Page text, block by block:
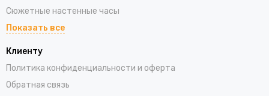
Сюжетные настенные часы
Показать все
Клиенту
Политика конфиденциальности и оферта
Обратная связь